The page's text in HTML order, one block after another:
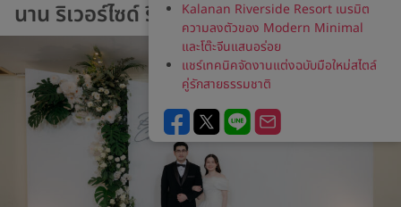
นาน ริเวอร์ไซด์ รีสอร์ทKalanan Riverside Resort เนรมิต
ความลงตัวของ Modern Minimal
และโต๊ะจีนแสนอร่อย
แชร์เทคนิคจัดงานแต่งฉบับมือใหม่สไตล์
คู่รักสายธรรมชาติ